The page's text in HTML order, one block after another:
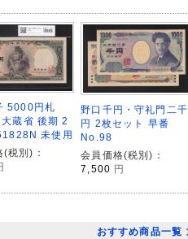
5000円札
蔵省 後期 2
未使用
税別)：
野口千円・守礼門二千
円 2枚セット 早番
No.98
会員価格(税別)：
7,500 円
おすすめ商品一覧